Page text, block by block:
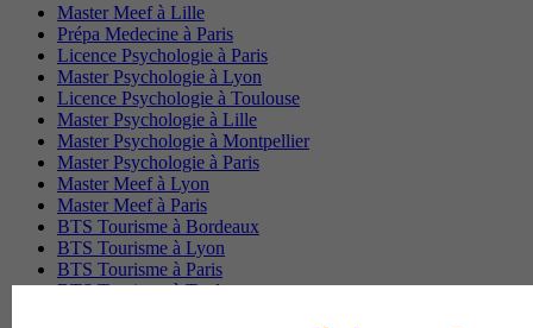
Master Meef à Lille
Prépa Medecine à Paris
Licence Psychologie à Paris
Master Psychologie à Lyon
Licence Psychologie à Toulouse
Master Psychologie à Lille
Master Psychologie à Montpellier
Master Psychologie à Paris
Master Meef à Lyon
Master Meef à Paris
BTS Tourisme à Bordeaux
BTS Tourisme à Lyon
BTS Tourisme à Paris
BTS Tourisme à Toulouse